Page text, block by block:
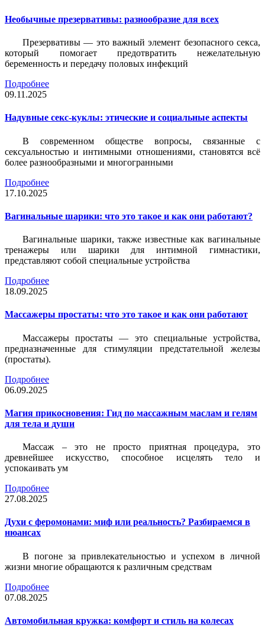
Необычные презервативы: разнообразие для всех
Презервативы — это важный элемент безопасного секса,
который помогает предотвратить нежелательную
беременность и передачу половых инфекций
Подробнее
09.11.2025
Надувные секс-куклы: этические и социальные аспекты
В современном обществе вопросы, связанные с
сексуальностью и интимными отношениями, становятся всё
более разнообразными и многогранными
Подробнее
17.10.2025
Вагинальные шарики: что это такое и как они работают?
Вагинальные шарики, также известные как вагинальные
тренажеры или шарики для интимной гимнастики,
представляют собой специальные устройства
Подробнее
18.09.2025
Массажеры простаты: что это такое и как они работают
Массажеры простаты — это специальные устройства,
предназначенные для стимуляции предстательной железы
(простаты).
Подробнее
06.09.2025
Магия прикосновения: Гид по массажным маслам и гелям
для тела и души
Массаж – это не просто приятная процедура, это
древнейшее искусство, способное исцелять тело и
успокаивать ум
Подробнее
27.08.2025
Духи с феромонами: миф или реальность? Разбираемся в
нюансах
В погоне за привлекательностью и успехом в личной
жизни многие обращаются к различным средствам
Подробнее
07.08.2025
Автомобильная кружка: комфорт и стиль на колесах